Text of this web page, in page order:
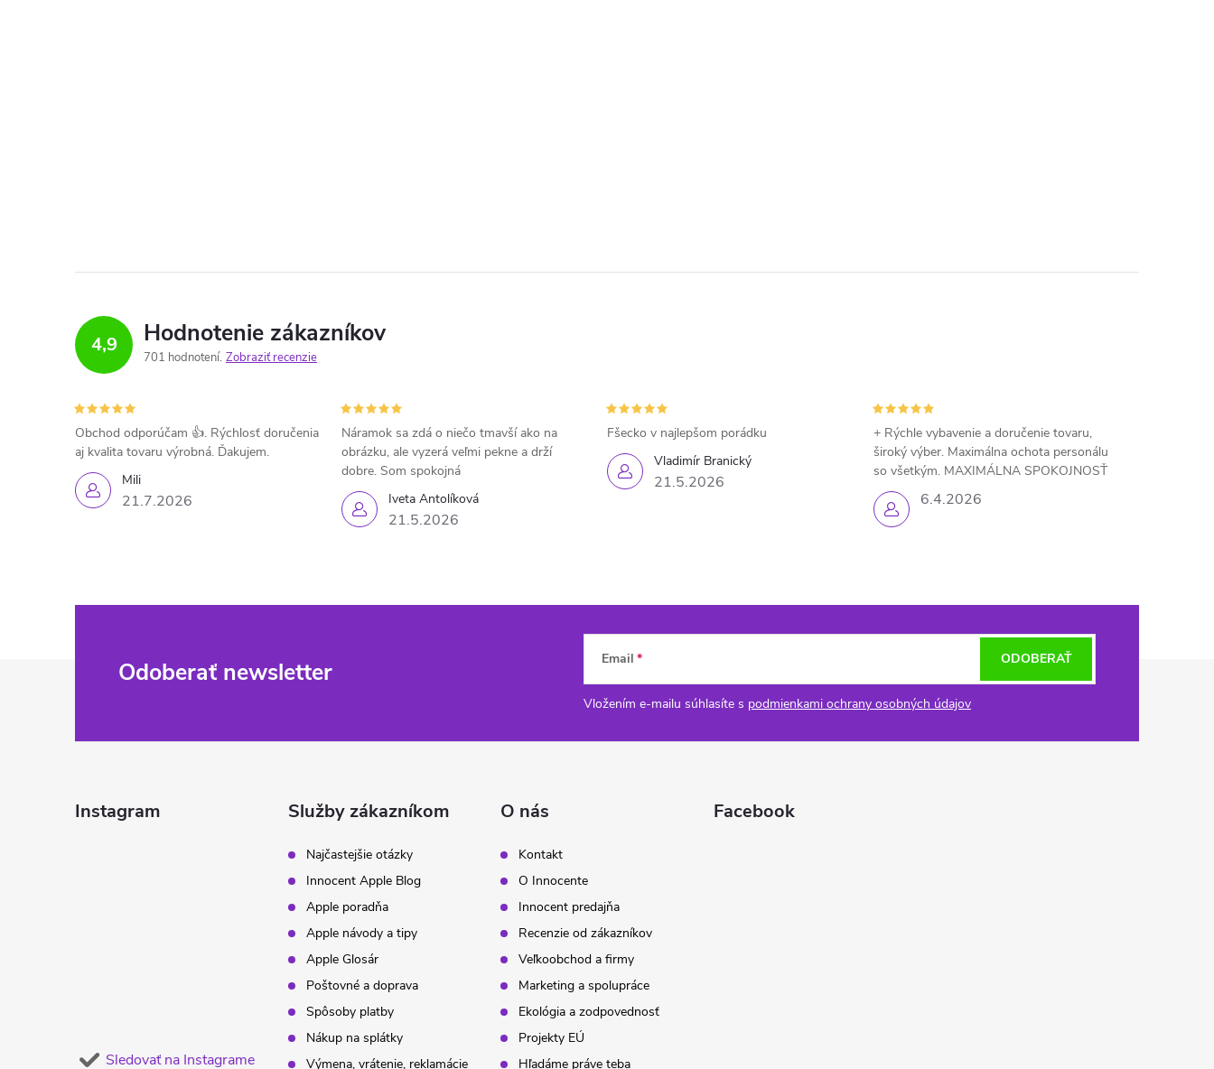
4,9 Hodnotenie zákazníkov
701 hodnotení Zobraziť recenzie
Mili
21.7.2026
Obchod odporúčam 👍. Rýchlosť doručenia
aj kvalita tovaru výrobná. Ďakujem.
Iveta Antolíková
21.5.2026
Náramok sa zdá o niečo tmavší ako na
obrázku, ale vyzerá veľmi pekne a drží
dobre. Som spokojná
Vladimír Branický
21.5.2026
Fšecko v najlepšom porádku
6.4.2026
+ Rýchle vybavenie a doručenie tovaru,
široký výber. Maximálna ochota personálu
so všetkým. MAXIMÁLNA SPOKOJNOSŤ
Odoberať newsletter Email
Vložením e-mailu súhlasíte s podmienkami ochrany osobných údajov
ODOBERAŤ
Instagram
Sledovať na Instagrame
Služby zákazníkom
Najčastejšie otázky
Innocent Apple Blog
Apple poradňa
Apple návody a tipy
Apple Glosár
Poštovné a doprava
Spôsoby platby
Nákup na splátky
Výmena, vrátenie, reklamácie
O nás
Kontakt
O Innocente
Innocent predajňa
Recenzie od zákazníkov
Veľkoobchod a firmy
Marketing a spolupráce
Ekológia a zodpovednosť
Projekty EÚ
Hľadáme práve teba
Facebook